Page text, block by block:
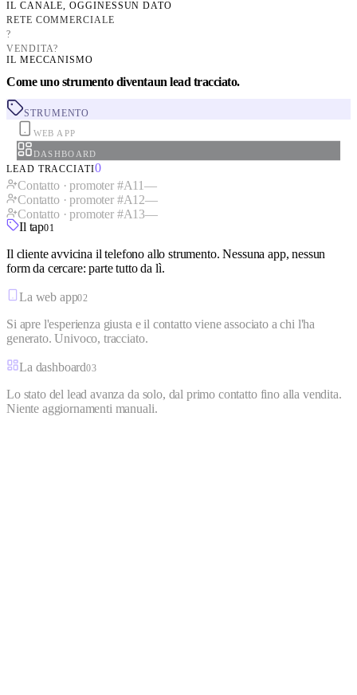
IL CANALE, OGGI
NESSUN DATO
RETE COMMERCIALE
?
VENDITA?
IL MECCANISMO
Come uno strumento diventaunlead tracciato.
STRUMENTO
WEB APP
DASHBOARD
LEAD TRACCIATI0
Contatto · promoter #A1 1—
Contatto · promoter #A1 2—
Contatto · promoter #A1 3—
Il tap01
Il cliente avvicina il telefono allo strumento. Nessuna app, nessun
form da cercare: parte tutto da lì.
La web app02
Si apre l'esperienza giusta e il contatto viene associato a chi l'ha
generato. Univoco, tracciato.
La dashboard03
Lo stato del lead avanza da solo, dal primo contatto fino alla vendita.
Niente aggiornamenti manuali.